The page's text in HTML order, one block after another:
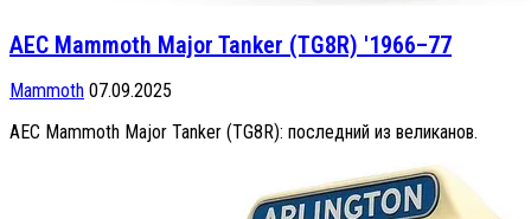
AEC Mammoth Major Tanker (TG8R) '1966–77
Mammoth 07.09.2025
AEC Mammoth Major Tanker (TG8R): последний из великанов.